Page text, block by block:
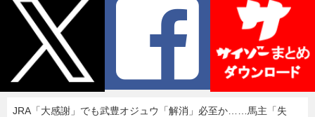
JRA「大感謝」でも武豊オジュウ「解消」必至か……馬主「失